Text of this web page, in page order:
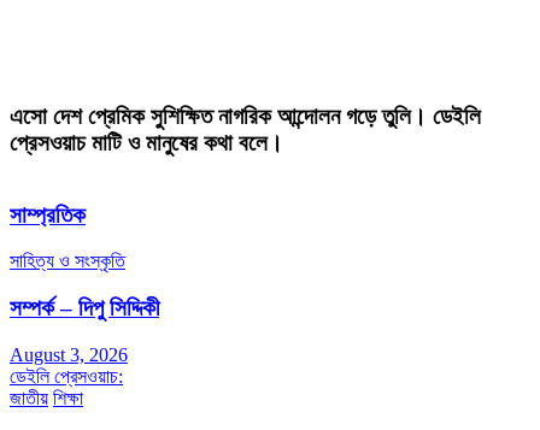
এসো দেশ প্রেমিক সুশিক্ষিত নাগরিক আন্দোলন গড়ে তুলি। ডেইলি
প্রেসওয়াচ মাটি ও মানুষের কথা বলে।
সাম্প্রতিক
সাহিত্য ও সংস্কৃতি
সম্পর্ক – দিপু সিদ্দিকী
August 3, 2026
ডেইলি প্রেসওয়াচ:
জাতীয় শিক্ষা